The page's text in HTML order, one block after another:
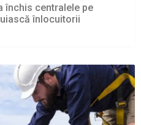
închis centralele pe
înlocuitorii